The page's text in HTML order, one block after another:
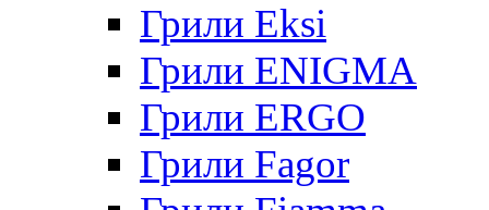
Грили Eksi
Грили ENIGMA
Грили ERGO
Грили Fagor